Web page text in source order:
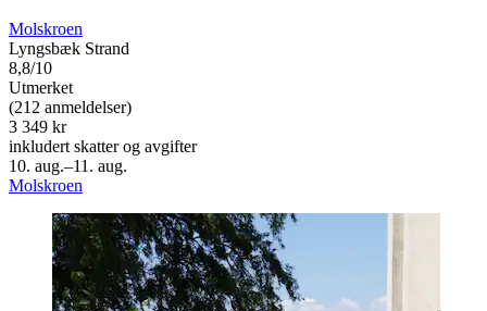
Molskroen
Lyngsbæk Strand
8,8/10
Utmerket
(212 anmeldelser)
3 349 kr
inkludert skatter og avgifter
10. aug.–11. aug.
Molskroen